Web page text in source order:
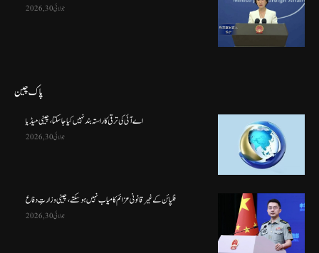
جولائی 30, 2026
پاک چین
اے آئی کی ترقی کا راستہ بند نہیں کیا جا سکتا، چینی میڈیا
جولائی 30, 2026
فلپائن کے غیر قانونی عزائم کامیاب نہیں ہو سکتے ، چینی وزارتِ دفاع
جولائی 30, 2026